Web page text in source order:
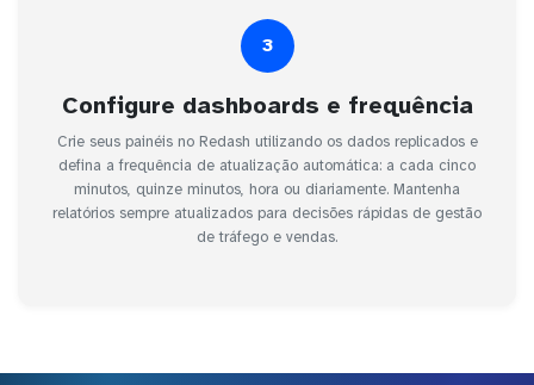
3
Configure dashboards e frequência
Crie seus painéis no Redash utilizando os dados replicados e
defina a frequência de atualização automática: a cada cinco
minutos, quinze minutos, hora ou diariamente. Mantenha
relatórios sempre atualizados para decisões rápidas de gestão
de tráfego e vendas.